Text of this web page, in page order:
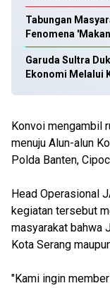
Tabungan
Fenomena
Garuda Sultra
Ekonomi Melalui
Konvoi mengambil
menuju Alun-alun
Polda Banten,
Head Operasional
kegiatan tersebut
masyarakat bahwa
Kota Serang
"Kami ingin